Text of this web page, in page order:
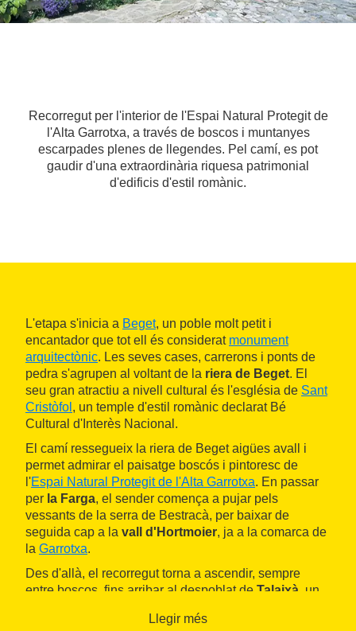
Recorregut per l'interior de l'Espai Natural Protegit de
l'Alta Garrotxa, a través de boscos i muntanyes
escarpades plenes de llegendes. Pel camí, es pot
gaudir d'una extraordinària riquesa patrimonial
d'edificis d'estil romànic.
L'etapa s'inicia a Beget, un poble molt petit i
encantador que tot ell és considerat monument
arquitectònic. Les seves cases, carrerons i ponts de
pedra s'agrupen al voltant de la riera de Beget. El
seu gran atractiu a nivell cultural és l'església de Sant
Cristòfol , un temple d'estil romànic declarat Bé
Cultural d'Interès Nacional.
El camí ressegueix la riera de Beget aigües avall i
permet admirar el paisatge boscós i pintoresc de
l'Espai Natural Protegit de l'Alta Garrotxa. En passar
per la Farga, el sender comença a pujar pels
vessants de la serra de Bestracà, per baixar de
seguida cap a la vall d'Hortmoier, ja a la comarca de
la Garrotxa.
Des d'allà, el recorregut torna a ascendir, sempre
entre boscos, fins arribar al despoblat de Talaixà , un
. Hi destaca l'església romànica de
Llegir més